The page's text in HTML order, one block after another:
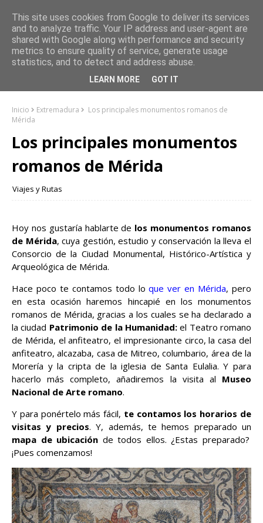
Inicio Extremadura
Los principales monumentos romanos de
Mérida
Los principales monumentos
romanos de Mérida
Viajes y Rutas
Hoy nos gustaría hablarte de los monumentos romanos
de Mérida, cuya gestión, estudio y conservación la lleva el
Consorcio de la Ciudad Monumental, Histórico-Artística y
Arqueológica de Mérida.
Hace poco te contamos todo loque ver en Mérida, pero
en esta ocasión haremos hincapié en los monumentos
romanos de Mérida, gracias a los cuales se ha declarado a
la ciudad Patrimonio de la Humanidad:el Teatro romano
de Mérida, el anfiteatro, el impresionante circo, la casa del
anfiteatro, alcazaba, casa de Mitreo, columbario, área de la
Morería y la cripta de la iglesia de Santa Eulalia. Y para
hacerlo más completo, añadiremos la visita al Museo
Nacional de Arte romano.
Y para ponértelo más fácil, te contamos los horarios de
visitas y precios. Y, además, te hemos preparado un
mapa de ubicación de todos ellos. ¿Estas preparado?
¡Pues comenzamos!
This site uses cookies from Google to deliver its services
and to analyze traffic. Your IP address and user-agent are
shared with Google along with performance and security
metrics to ensure quality of service, generate usage
statistics, and to detect and address abuse.
LEARN MORE GOT IT